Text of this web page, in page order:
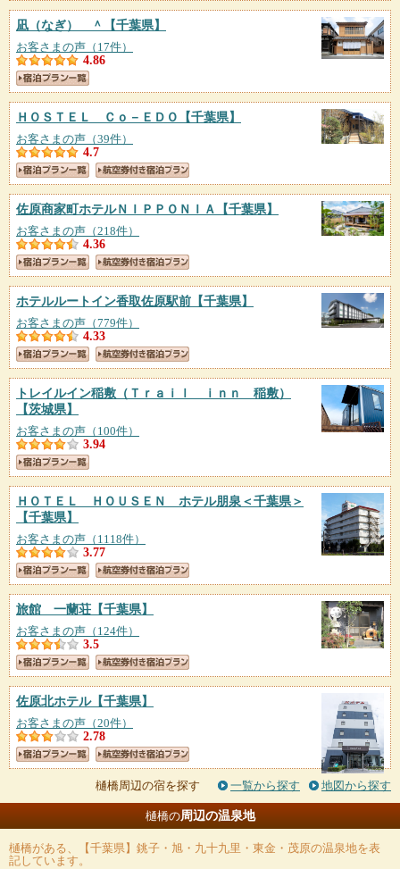
凪（なぎ） ＾ 【千葉県】
お客さまの声（17件）
4.86
ＨＯＳＴＥＬ Ｃｏ－ＥＤＯ 【千葉県】
お客さまの声（39件）
4.7
佐原商家町ホテルＮＩＰＰＯＮＩＡ 【千葉県】
お客さまの声（218件）
4.36
ホテルルートイン香取佐原駅前 【千葉県】
お客さまの声（779件）
4.33
トレイルイン稲敷（Ｔｒａｉｌ ｉｎｎ 稲敷）
【茨城県】
お客さまの声（100件）
3.94
ＨＯＴＥＬ ＨＯＵＳＥＮ ホテル朋泉＜千葉県＞
【千葉県】
お客さまの声（1118件）
3.77
旅館 一蘭荘 【千葉県】
お客さまの声（124件）
3.5
佐原北ホテル【千葉県】
お客さまの声（20件）
2.78
樋橋周辺の宿を探す 一覧から探す 地図から探す
樋橋の周辺の温泉地
樋橋がある、【千葉県】銚子・旭・九十九里・東金・茂原の温泉地を表
記しています。